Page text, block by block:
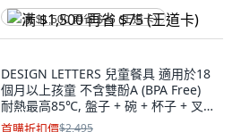
满 $1,500 再省 $75 (王道卡)
DESIGN LETTERS 兒童餐具 適用於18
個月以上孩童 不含雙酚A (BPA Free)
耐熱最高85℃, 盤子 + 碗 + 杯子 + 叉
子 + 湯匙, 1組, 粉紅色
首購折扣價$2,495